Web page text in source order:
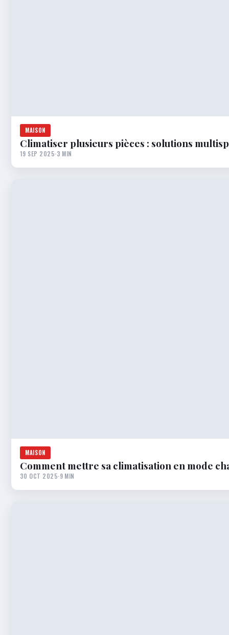
MAISON
Climatiser plusieurs pièces : solutions
19 SEP 2025·3 MIN
MAISON
Comment mettre sa climatisation en mode
30 OCT 2025·9 MIN